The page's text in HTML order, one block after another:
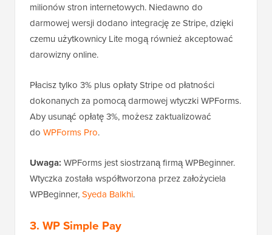
milionów stron internetowych. Niedawno do
darmowej wersji dodano integrację ze Stripe, dzięki
czemu użytkownicy Lite mogą również akceptować
darowizny online.
Płacisz tylko 3% plus opłaty Stripe od płatności
dokonanych za pomocą darmowej wtyczki WPForms.
Aby usunąć opłatę 3%, możesz zaktualizować
do WPForms Pro.
Uwaga: WPForms jest siostrzaną firmą WPBeginner.
Wtyczka została współtworzona przez założyciela
WPBeginner,Syeda Balkhi.
3. WP Simple Pay